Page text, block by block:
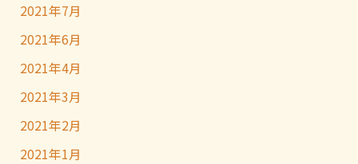
2021年7月
2021年6月
2021年4月
2021年3月
2021年2月
2021年1月